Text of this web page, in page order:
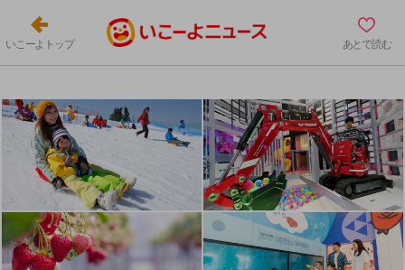
いこーよトップ あとで読む